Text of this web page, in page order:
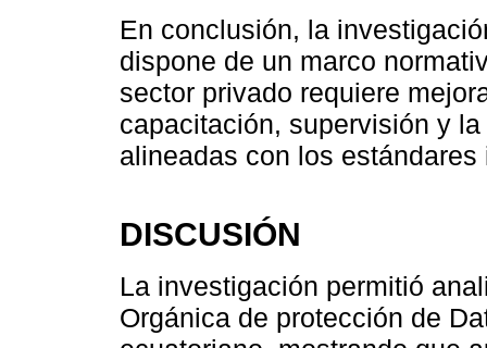
En conclusión, la
dispone de un marco
sector privado requiere
capacitación, supervisión y
alineadas con los
DISCUSIÓN
La investigación permitió
Orgánica de protección de